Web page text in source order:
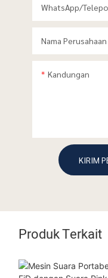
WhatsApp/
Nama Perusahaan
Kandungan
KIRIM
Produk Terkait